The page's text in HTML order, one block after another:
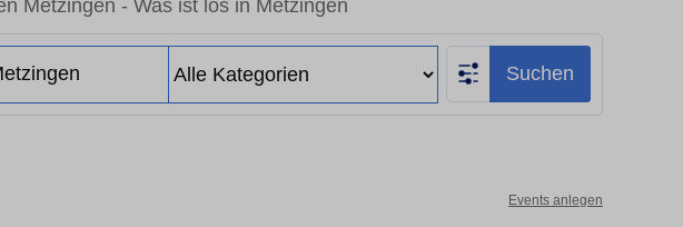
Metzingen - Was ist los in Metzingen
Suchen
Events anlegen